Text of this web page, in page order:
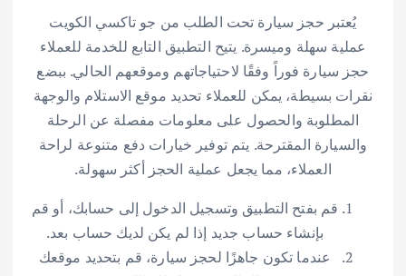
يُعتبر حجز سيارة تحت الطلب من جو تاكسي الكويت
عملية سهلة وميسرة. يتيح التطبيق التابع للخدمة للعملاء
حجز سيارة فوراً وفقًا لاحتياجاتهم وموقعهم الحالي. ببضع
نقرات بسيطة، يمكن للعملاء تحديد موقع الاستلام والوجهة
المطلوبة والحصول على معلومات مفصلة عن الرحلة
والسيارة المقترحة. يتم توفير خيارات دفع متنوعة لراحة
العملاء، مما يجعل عملية الحجز أكثر سهولة.
قم بفتح التطبيق وتسجيل الدخول إلى حسابك، أو قم
بإنشاء حساب جديد إذا لم يكن لديك حساب بعد.
عندما تكون جاهزًا لحجز سيارة، قم بتحديد موقعك